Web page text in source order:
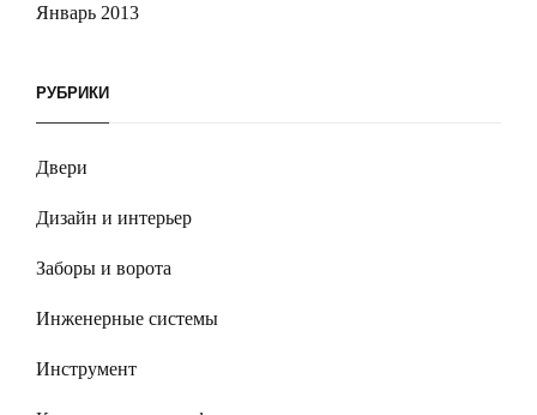
Январь 2013
РУБРИКИ
Двери
Дизайн и интерьер
Заборы и ворота
Инженерные системы
Инструмент